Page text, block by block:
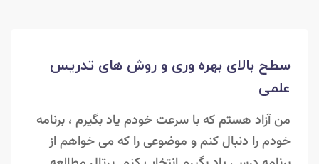
سطح بالای بهره وری و روش های تدریس
علمی
من آزاد هستم که با سرعت خودم یاد بگیرم ، برنامه
خودم را دنبال کنم و موضوعی را که می خواهم از